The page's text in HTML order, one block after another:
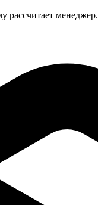
рассчитает менеджер.